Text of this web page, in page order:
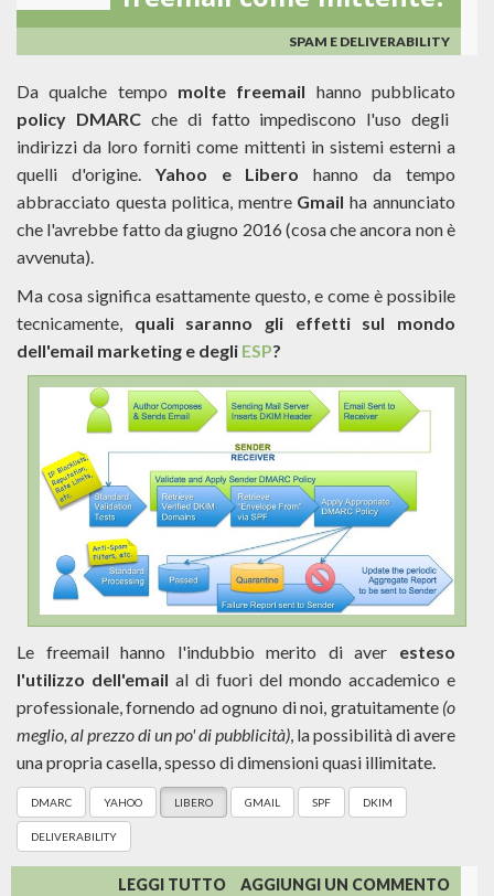
SPAM E DELIVERABILITY
Da qualche tempo molte freemail hanno pubblicato
policy DMARCche di fatto impediscono l'uso degli
indirizzi da loro forniti come mittenti in sistemi esterni a
quelli d'origine. Yahoo e Libero hanno da tempo
abbracciato questa politica, mentre Gmail ha annunciato
che l'avrebbe fatto da giugno 2016 (cosa che ancora non è
avvenuta).
Ma cosa significa esattamente questo, e come è possibile
tecnicamente, quali saranno gli effetti sul mondo
dell'email marketing e degli ESP?
Le freemail hanno l'indubbio merito di aver esteso
l'utilizzo dell'email al di fuori del mondo accademico e
professionale, fornendo ad ognuno di noi, gratuitamente (o
meglio, al prezzo di un po' di pubblicità) , la possibilità di avere
una propria casella, spesso di dimensioni quasi illimitate.
DMARC YAHOO LIBERO GMAIL SPF DKIM
DELIVERABILITY
LEGGI TUTTO SUAGGIUNGI UN COMMENTO